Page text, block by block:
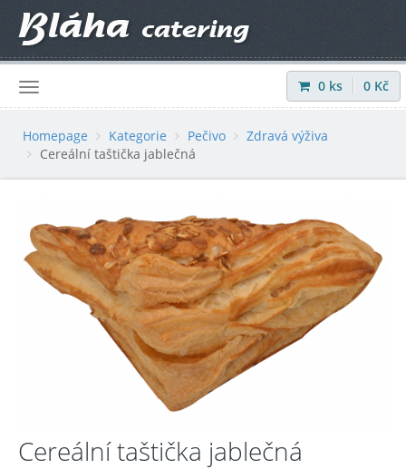
Přihlásit |Registrovat
0 ks 0 Kč
Homepage Kategorie Pečivo
Zdravá výživa
Cereální taštička jablečná
Cereální taštička jablečná